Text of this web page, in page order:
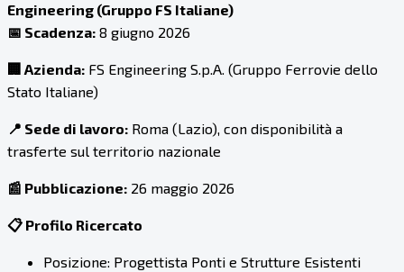
Engineering (Gruppo FS Italiane)
📅 Scadenza: 8 giugno 2026
🏢 Azienda: FS Engineering S.p.A. (Gruppo Ferrovie dello
Stato Italiane)
📍 Sede di lavoro: Roma (Lazio), con disponibilità a
trasferte sul territorio nazionale
📰 Pubblicazione: 26 maggio 2026
📋 Profilo Ricercato
Posizione: Progettista Ponti e Strutture Esistenti